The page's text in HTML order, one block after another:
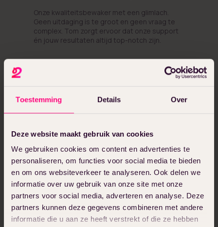
Toestemming Details Over
Deze website maakt gebruik van cookies
We gebruiken cookies om content en advertenties te
personaliseren, om functies voor social media te bieden
en om ons websiteverkeer te analyseren. Ook delen we
informatie over uw gebruik van onze site met onze
partners voor social media, adverteren en analyse. Deze
partners kunnen deze gegevens combineren met andere
informatie die u aan ze heeft verstrekt of die ze hebben
Onze kwaliteitsbewaker met een glimlach.
Geen uitdaging is te groot en geen vraag te
complex. Tom zorgt ervoor dat onze support
én jouw resultaten altijd top-notch zijn.